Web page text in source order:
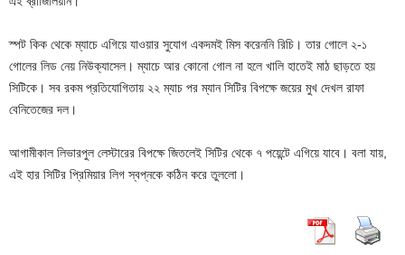
স্পট কিক থেকে ম্যাচে এগিয়ে যাওয়ার সুযোগ একদমই মিস করেননি রিচি। তার গোলে ২-১
গোলের লিড নেয় নিউক্যাসেল। ম্যাচে আর কোনো গোল না হলে খালি হাতেই মাঠ ছাড়তে হয়
সিটিকে। সব রকম প্রতিযোগিতায় ২২ ম্যাচ পর ম্যান সিটির বিপক্ষে জয়ের মুখ দেখল রাফা
বেনিতেজের দল।
আগামীকাল লিভারপুল লেস্টারের বিপক্ষে জিতলেই সিটির থেকে ৭ পয়েন্টে এগিয়ে যাবে। বলা যায়,
এই হার সিটির প্রিমিয়ার লিগ স্বপ্নকে কঠিন করে তুললো।